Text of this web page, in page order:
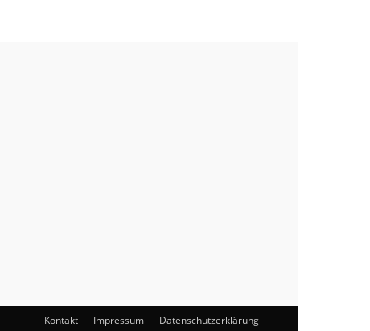
Kontakt Impressum Datenschutzerklärung